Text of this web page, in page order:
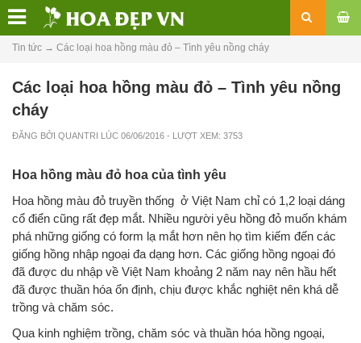
Tin tức → Các loại hoa hồng màu đỏ – Tình yêu nồng cháy
Các loại hoa hồng màu đỏ – Tình yêu nồng
cháy
ĐĂNG BỞI QUANTRI LÚC 06/06/2016 - LƯỢT XEM: 3753
Hoa hồng màu đỏ hoa của tình yêu
Hoa hồng màu đỏ truyền thống ở Việt Nam chỉ có 1,2 loại dáng
cổ điển cũng rất đẹp mắt. Nhiều người yêu hồng đỏ muốn khám
phá những giống có form lạ mắt hơn nên họ tìm kiếm đến các
giống hồng nhập ngoại đa dạng hơn. Các giống hồng ngoại đó
đã được du nhập về Việt Nam khoảng 2 năm nay nên hầu hết
đã được thuần hóa ổn định, chịu được khắc nghiệt nên khá dễ
trồng và chăm sóc.
Qua kinh nghiệm trồng, chăm sóc và thuần hóa hồng ngoại,